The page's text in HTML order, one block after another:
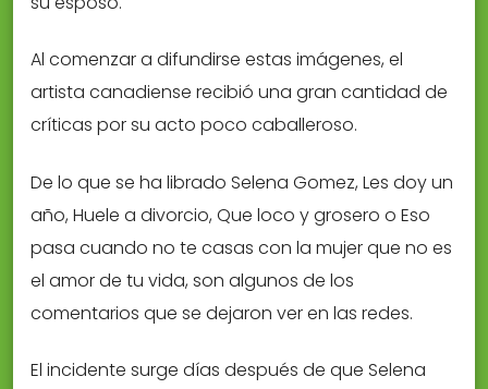
Al comenzar a difundirse estas imágenes, el
artista canadiense recibió una gran cantidad de
críticas por su acto poco caballeroso.
De lo que se ha librado Selena Gomez, Les doy un
año, Huele a divorcio, Que loco y grosero o Eso
pasa cuando no te casas con la mujer que no es
el amor de tu vida, son algunos de los
comentarios que se dejaron ver en las redes.
El incidente surge días después de que Selena